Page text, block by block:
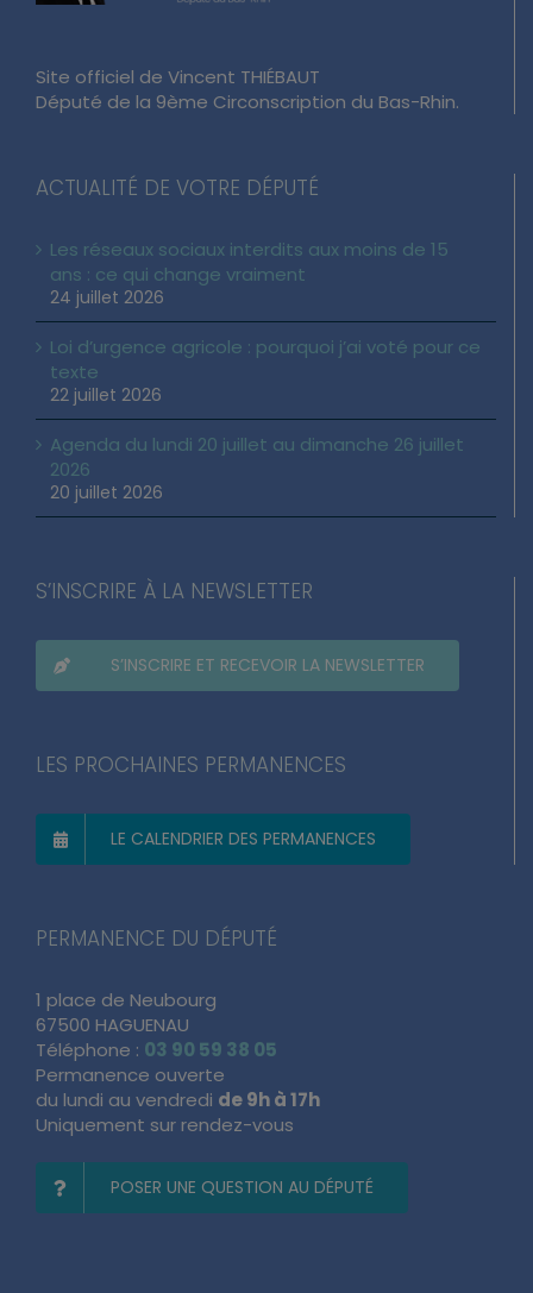
Site officiel de Vincent THIÉBAUT
Député de la 9ème Circonscription du Bas-Rhin.
ACTUALITÉ DE VOTRE DÉPUTÉ
Les réseaux sociaux interdits aux moins de 15
ans : ce qui change vraiment
24 juillet 2026
Loi d’urgence agricole : pourquoi j’ai voté pour ce
texte
22 juillet 2026
Agenda du lundi 20 juillet au dimanche 26 juillet
2026
20 juillet 2026
S’INSCRIRE À LA NEWSLETTER
S’INSCRIRE ET RECEVOIR LA NEWSLETTER
LES PROCHAINES PERMANENCES
LE CALENDRIER DES PERMANENCES
PERMANENCE DU DÉPUTÉ
1 place de Neubourg
67500 HAGUENAU
Téléphone : 03 90 59 38 05
Permanence ouverte
du lundi au vendredi de 9h à 17h
Uniquement sur rendez-vous
POSER UNE QUESTION AU DÉPUTÉ